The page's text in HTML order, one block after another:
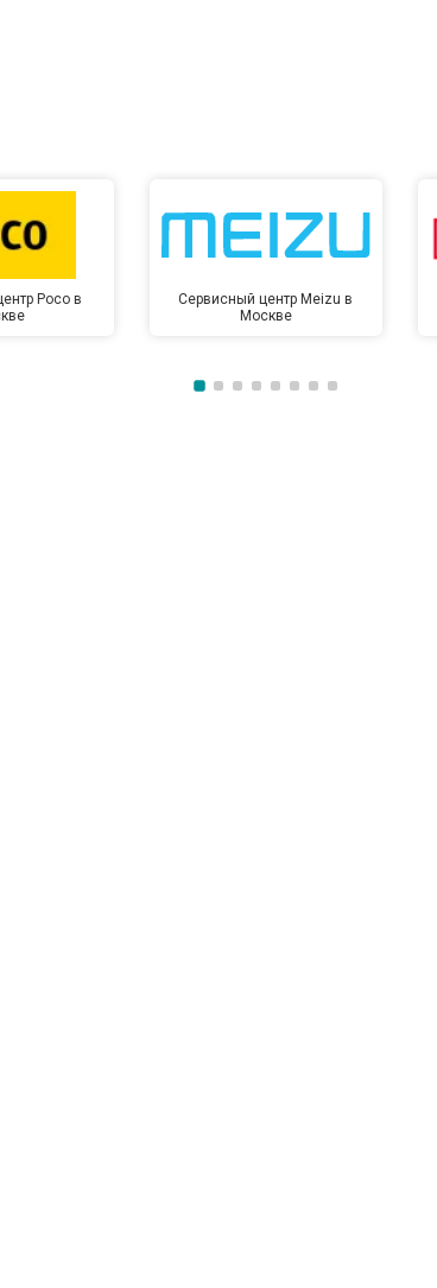
от 50 мин
Poco в
Сервисный центр Meizu в
Москве